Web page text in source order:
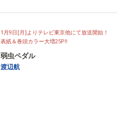
1月9日[月]よりテレビ東京他にて放送開始！
表紙＆巻頭カラー大増25P!!
弱虫ペダル
渡辺航